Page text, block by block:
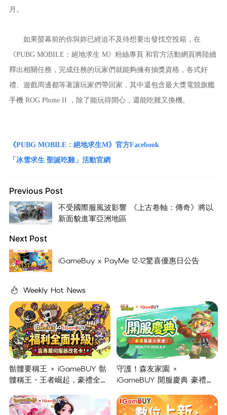
月。
如果螢幕前的你與妳已經迫不及待想要出發找空投箱，在
《PUBG MOBILE：絕地求生 M》粉絲專頁 和官方活動網頁將陸續
釋出相關任務，完成任務的玩家們就能夠擁有抽獎資格，各式好
禮、遊戲周邊都等著讓玩家們帶回家，其中還包含最大獎電競旗艦
手機 ROG Phone II ，除了能玩得開心，還能吃雞又換機。
《PUBG MOBILE：絕地求生M》官方Facebook
「冰雪求生 聖誕吃雞」活動官網
Previous Post
不受國際服風波影響 《上古卷軸：傳奇》將以
新面貌進軍亞洲地區
Next Post
iGameBuy x PayMe 12‧12驚喜優惠日公告
Weekly Hot News
骷髏要稱王 × iGameBUY 骷
髏稱王・王者崛起，豪禮全面
守護！森友家園 ×
iGameBUY 開服慶典 豪禮集